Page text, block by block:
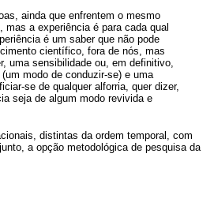
ainda que enfrentem o mesmo
a experiência é para cada qual
é um saber que não pode
científico, fora de nós, mas
uma sensibilidade ou, em definitivo,
modo de conduzir-se) e uma
se de qualquer alforria, quer dizer,
seja de algum modo revivida e
distintas da ordem temporal, com
a opção metodológica de pesquisa da